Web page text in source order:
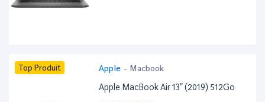
Top Produit Apple - Macbook
Apple MacBook Air 13” (2019) 512Go